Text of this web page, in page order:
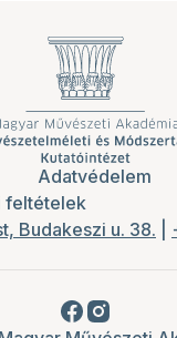
Adatvédelem
feltételek
Budakeszi u. 38.